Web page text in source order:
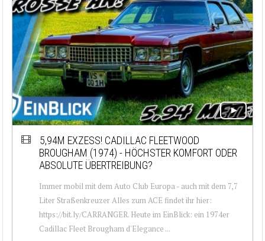
5,94M EXZESS! CADILLAC FLEETWOOD
BROUGHAM (1974) - HÖCHSTER KOMFORT ODER
ABSOLUTE ÜBERTREIBUNG?
Immer mobil mit dem Auto Club Europa - auch mit dem 7,7
Liter Straßenkreuzer Alles zum ACE findet ihr hier:
https://bit.ly/CARRANGER. Heute im EinBlick: ein 1974er
Cadillac Fleet Brougham d'Elegance ...